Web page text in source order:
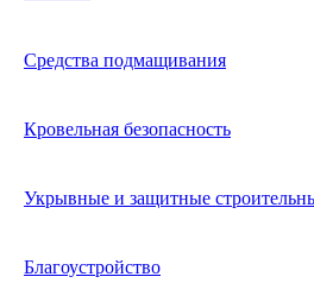
Средства подмащивания
Кровельная безопасность
Укрывные и защитные
Благоустройство